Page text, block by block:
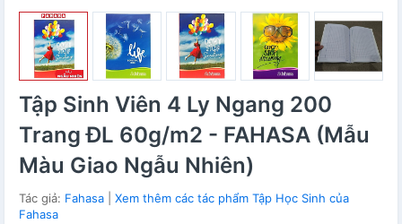
Tập Sinh Viên 4 Ly Ngang 200
Trang ĐL 60g/m2 - FAHASA (Mẫu
Màu Giao Ngẫu Nhiên)
Tác giả: Fahasa
Xem thêm các tác phẩm Tập Học Sinh của
Fahasa